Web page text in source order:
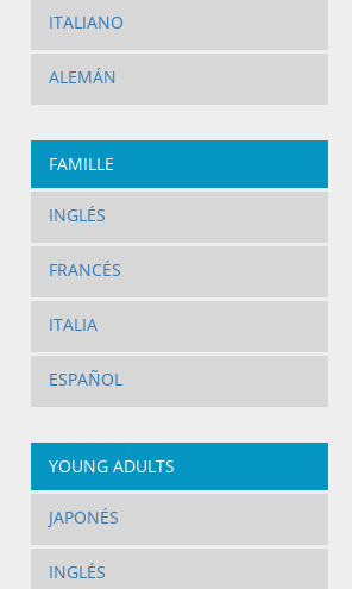
ITALIANO
ALEMÁN
FAMILLE
INGLÉS
FRANCÉS
ITALIA
ESPAÑOL
YOUNG ADULTS
JAPONÉS
INGLÉS